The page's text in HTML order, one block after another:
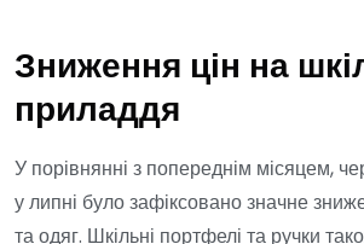
Зниження цін на
приладдя
У порівнянні з попереднім місяцем,
у липні було зафіксовано значне
та одяг. Шкільні портфелі та ручки